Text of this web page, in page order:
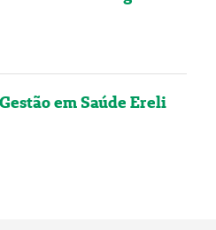
em Saúde Ereli